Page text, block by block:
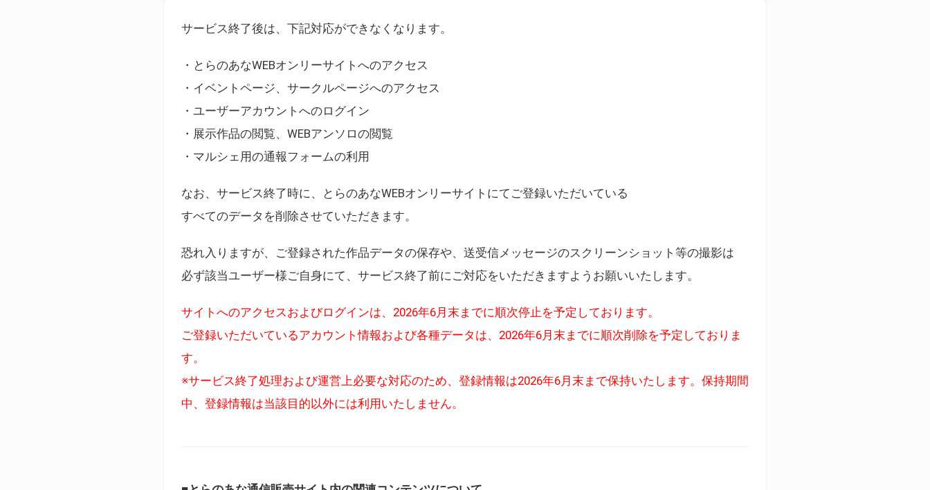
サービス終了後は、下記対応ができなくなります。
・とらのあなWEBオンリーサイトへのアクセス
・イベントページ、サークルページへのアクセス
・ユーザーアカウントへのログイン
・展示作品の閲覧、WEBアンソロの閲覧
・マルシェ用の通報フォームの利用
なお、サービス終了時に、とらのあなWEBオンリーサイトにてご登録いただいている
すべてのデータを削除させていただきます。
恐れ入りますが、ご登録された作品データの保存や、送受信メッセージのスクリーンショット等の撮影は
必ず該当ユーザー様ご自身にて、サービス終了前にご対応をいただきますようお願いいたします。
サイトへのアクセスおよびログインは、2026年6月末までに順次停止を予定しております。
ご登録いただいているアカウント情報および各種データは、2026年6月末までに順次削除を予定しておりま
す。
※サービス終了処理および運営上必要な対応のため、登録情報は2026年6月末まで保持いたします。保持期間
中、登録情報は当該目的以外には利用いたしません。